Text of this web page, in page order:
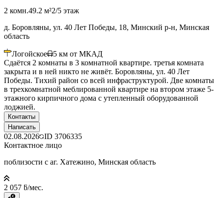
2 комн.49.2 м²2/5 этаж
д. Боровляны, ул. 40 Лет Победы, 18, Минский р-н, Минская
область
Логойское 5 км от МКАД
Сдаётся 2 комнаты в 3 комнатной квартире. третья комната
закрыта и в ней никто не живёт. Боровляны, ул. 40 Лет
Победы. Тихий район со всей инфраструктурой. Две комнаты
в трехкомнатной меблированной квартире на втором этаже 5-
этажного кирпичного дома с утепленный оборудованной
лоджией.
Контакты
Написать
02.08.2026 ID 3706335
Контактное лицо
поблизости с аг. Хатежино, Минская область
2 057 ƃ/мес.